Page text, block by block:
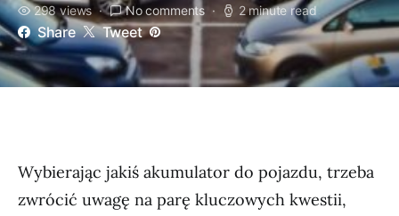
298 views No comments 2 minute read
Share Tweet
Wybierając jakiś akumulator do pojazdu, trzeba
zwrócić uwagę na parę kluczowych kwestii,